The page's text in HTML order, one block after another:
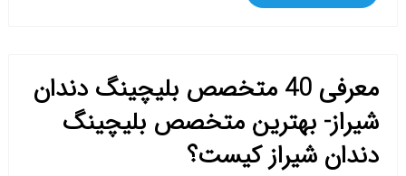
معرفی 40 متخصص بلیچینگ دندان
شیراز- بهترین متخصص بلیچینگ
دندان شیراز کیست؟